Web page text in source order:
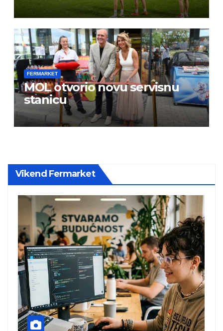
FERMARKET
MOL otvorio novu servisnu
stanicu
Vikend Fermarket